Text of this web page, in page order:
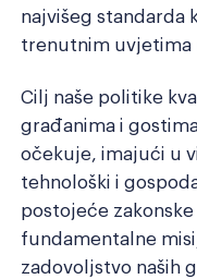
najvišeg standarda
trenutnim uvjetima
Cilj naše politike
građanima i
očekuje, imajući u
tehnološki i
postojeće
fundamentalne
zadovoljstvo naših